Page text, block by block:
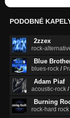
PODOBNÉ
2zzex
rock-
Blue
blues-rock /
Adam Piaf
acoustic-rock /
Burning
rock-hard rock